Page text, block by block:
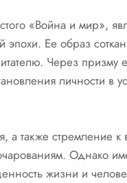
«Война и мир»,
Ее образ
Через призму
личности в
а также стремление к
Однако
жизни и